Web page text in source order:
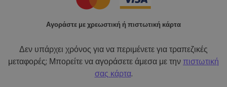
Αγοράστε με χρεωστική ή πιστωτική κάρτα
Δεν υπάρχει χρόνος για να περιμένετε για τραπεζικές
μεταφορές; Μπορείτε να αγοράσετε άμεσα με τηνπιστωτική
σας κάρτα.